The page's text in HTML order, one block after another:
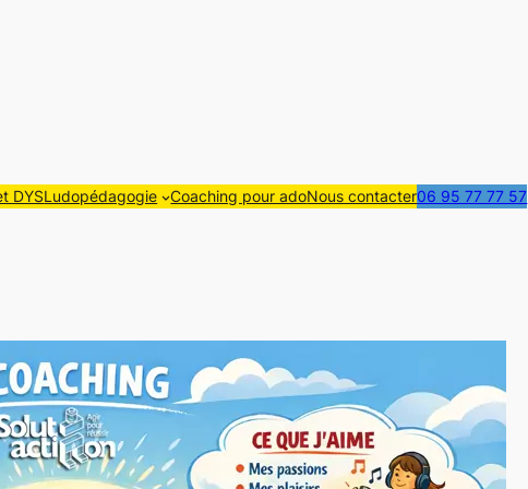
DYSLudopédagogie Coaching pour adoNous contacter06 95 77 77 57